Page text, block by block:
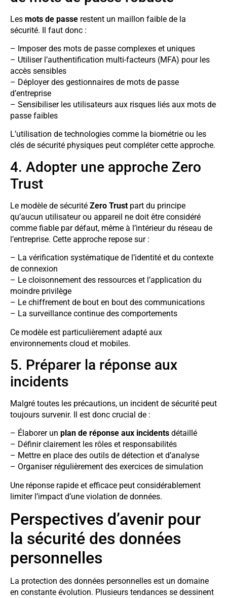
Les mots de passe restent un maillon faible de la
sécurité. Il faut donc :
– Imposer des mots de passe complexes et uniques
– Utiliser l’authentification multi-facteurs (MFA) pour les
accès sensibles
– Déployer des gestionnaires de mots de passe
d’entreprise
– Sensibiliser les utilisateurs aux risques liés aux mots de
passe faibles
L’utilisation de technologies comme la biométrie ou les
clés de sécurité physiques peut compléter cette approche.
4. Adopter une approche Zero
Trust
Le modèle de sécurité Zero Trust part du principe
qu’aucun utilisateur ou appareil ne doit être considéré
comme fiable par défaut, même à l’intérieur du réseau de
l’entreprise. Cette approche repose sur :
– La vérification systématique de l’identité et du contexte
de connexion
– Le cloisonnement des ressources et l’application du
moindre privilège
– Le chiffrement de bout en bout des communications
– La surveillance continue des comportements
Ce modèle est particulièrement adapté aux
environnements cloud et mobiles.
5. Préparer la réponse aux
incidents
Malgré toutes les précautions, un incident de sécurité peut
toujours survenir. Il est donc crucial de :
– Élaborer un plan de réponse aux incidents détaillé
– Définir clairement les rôles et responsabilités
– Mettre en place des outils de détection et d’analyse
– Organiser régulièrement des exercices de simulation
Une réponse rapide et efficace peut considérablement
limiter l’impact d’une violation de données.
Perspectives d’avenir pour
la sécurité des données
personnelles
La protection des données personnelles est un domaine
en constante évolution. Plusieurs tendances se dessinent